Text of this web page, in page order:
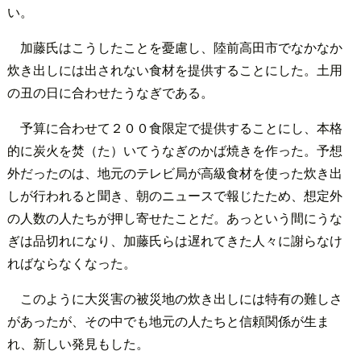
い。
加藤氏はこうしたことを憂慮し、陸前高田市でなかなか
炊き出しには出されない食材を提供することにした。土用
の丑の日に合わせたうなぎである。
予算に合わせて２００食限定で提供することにし、本格
的に炭火を焚（た）いてうなぎのかば焼きを作った。予想
外だったのは、地元のテレビ局が高級食材を使った炊き出
しが行われると聞き、朝のニュースで報じたため、想定外
の人数の人たちが押し寄せたことだ。あっという間にうな
ぎは品切れになり、加藤氏らは遅れてきた人々に謝らなけ
ればならなくなった。
このように大災害の被災地の炊き出しには特有の難しさ
があったが、その中でも地元の人たちと信頼関係が生ま
れ、新しい発見もした。